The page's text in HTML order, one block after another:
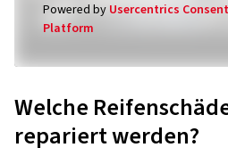
Powered by Usercentrics
Platform
Welche
repariert werden?